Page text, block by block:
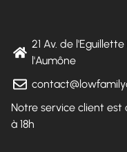
21 Av. de
l'Aumône
Notre service client
à 18h